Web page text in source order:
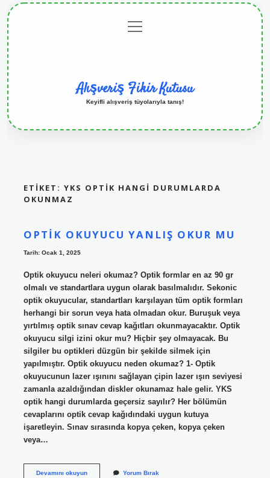
menüyü
aç
Alışveriş Fikir Kutusu
Keyifli alışveriş tüyolarıyla tanış!
ETIKET: YKS OPTIK HANGI DURUMLARDA
OKUNMAZ
OPTIK OKUYUCU YANLIŞ OKUR MU
Tarih: Ocak 1, 2025
Optik okuyucu neleri okumaz? Optik formlar en az 90 gr
olmalı ve standartlara uygun olarak basılmalıdır. Sekonic
optik okuyucular, standartları karşılayan tüm optik formları
herhangi bir sorun veya hata olmadan okur. Buruşuk veya
yırtılmış optik sınav cevap kağıtları okunmayacaktır. Optik
okuyucu silgi izini okur mu? Hiçbir şey olmayacak. Bu
silgiler bu optikleri düzgün bir şekilde silmek için
yapılmıştır. Optik okuyucu neden okumaz? 1- Optik
okuyucunun lazer ışınını sağlayan çipin lazer ışın seviyesi
zamanla azaldığından diskler okunamaz hale gelir. YKS
optik hangi durumlarda geçersiz sayılır? Her bölümün
cevaplarını optik cevap kağıdındaki uygun kutuya
işaretleyin. Sınav sırasında kopya çeken, kopya çeken
veya…
Devamını okuyunOptik
Yorum Bırak